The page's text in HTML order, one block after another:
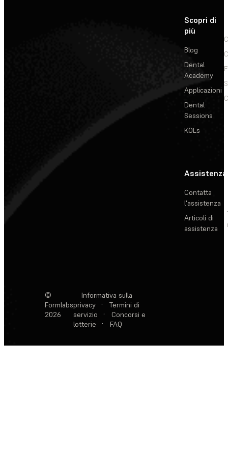
Scopri di
più
Blog
Dental
Academy
Applicazioni
Dental
Sessions
KOLs
Assistenza
Contatta
l'assistenza
Articoli di
assistenza
©
Formlabs
2026
Informativa sulla
privacy
·
Termini di
servizio
·
Concorsi e
lotterie
· FAQ